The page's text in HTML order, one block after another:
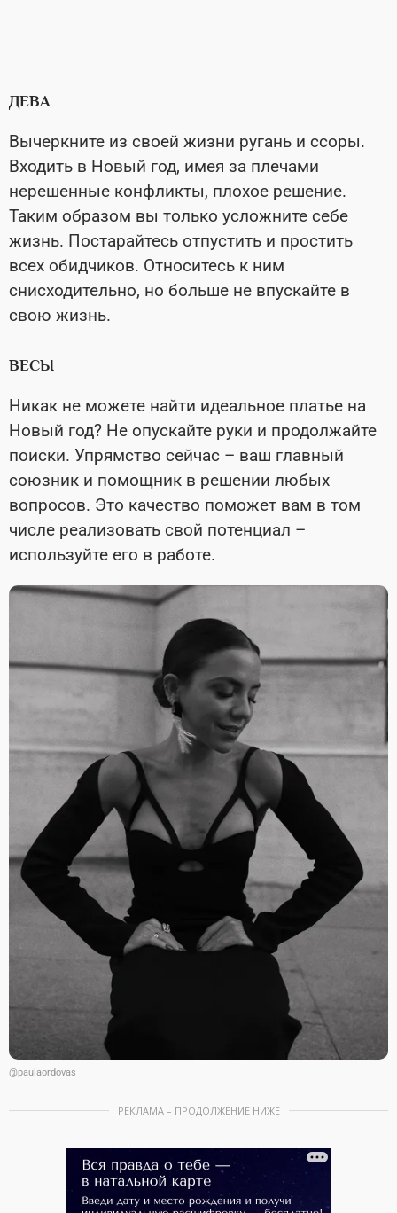
ДЕВА
Вычеркните из своей жизни ругань и ссоры.
Входить в Новый год, имея за плечами
нерешенные конфликты, плохое решение.
Таким образом вы только усложните себе
жизнь. Постарайтесь отпустить и простить
всех обидчиков. Относитесь к ним
снисходительно, но больше не впускайте в
свою жизнь.
ВЕСЫ
Никак не можете найти идеальное платье на
Новый год? Не опускайте руки и продолжайте
поиски. Упрямство сейчас – ваш главный
союзник и помощник в решении любых
вопросов. Это качество поможет вам в том
числе реализовать свой потенциал –
используйте его в работе.
@paulaordovas
РЕКЛАМА – ПРОДОЛЖЕНИЕ НИЖЕ